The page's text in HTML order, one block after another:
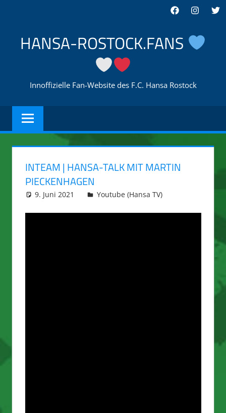
springen
Facebook
HANSA-ROSTOCK.FANS
Innoffizielle Fan-Website des F.C. Hansa Rostock
INTEAM | HANSA-TALK MIT MARTIN
PIECKENHAGEN
9. Juni 2021 integromat
Youtube (Hansa TV)